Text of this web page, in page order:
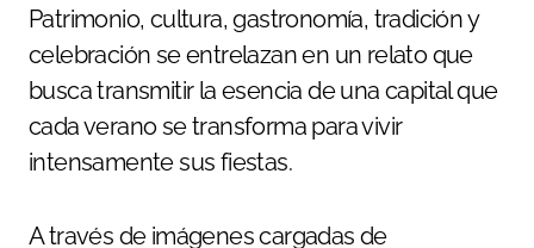
Patrimonio, cultura, gastronomía, tradición y
celebración se entrelazan en un relato que
busca transmitir la esencia de una capital que
cada verano se transforma para vivir
intensamente sus fiestas.
A través de imágenes cargadas de